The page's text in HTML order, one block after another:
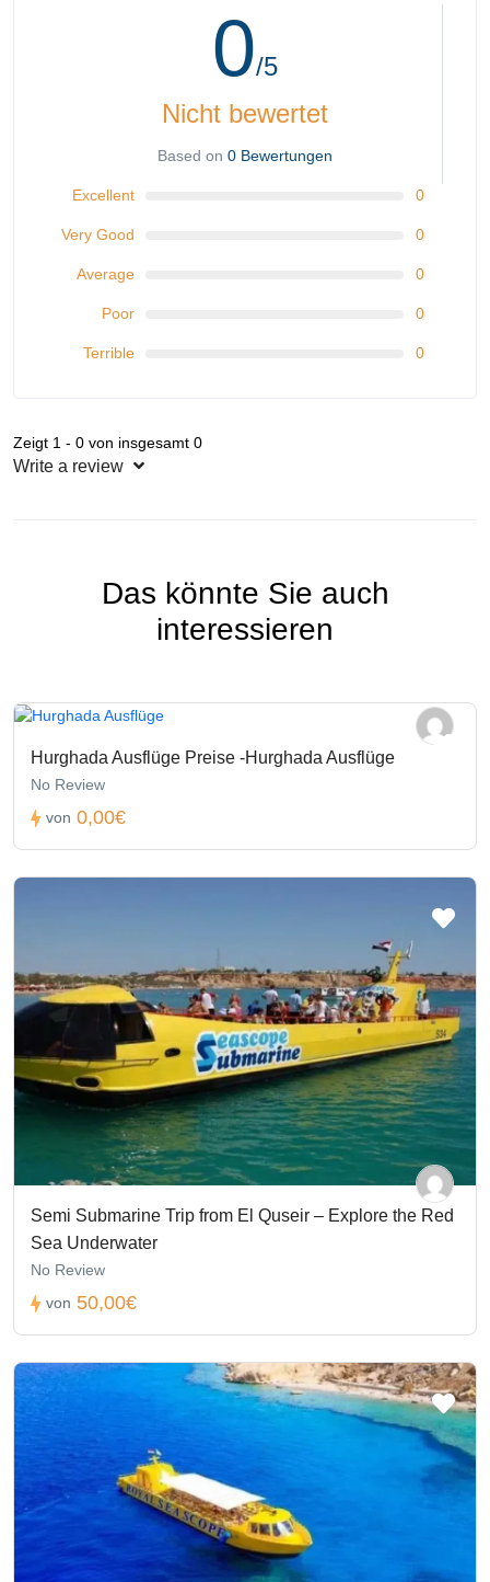
0/5
Nicht bewertet
Based on 0 Bewertungen
Excellent 0
Very Good 0
Average 0
Poor 0
Terrible 0
Zeigt 1 - 0 von insgesamt 0
Write a review
Das könnte Sie auch
interessieren
Hurghada Ausflüge Preise -Hurghada Ausflüge
No Review
von 0,00€
Semi Submarine Trip from El Quseir – Explore the Red
Sea Underwater
No Review
von 50,00€